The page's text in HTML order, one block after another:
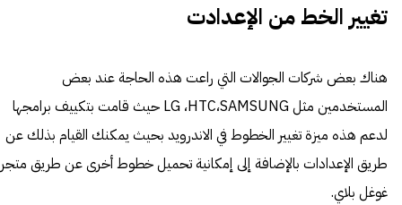
تغيير الخط من الإعدادت
هناك بعض شركات الجوالات التي راعت هذه الحاجة عند بعض
المستخدمين مثل LG ،HTC،SAMSUNG حيث قامت بتكييف برامجها
لدعم هذه ميزة تغيير الخطوط في الاندرويد بحيث يمكنك القيام بذلك عن
طريق الإعدادات بالإضافة إلى إمكانية تحميل خطوط أخرى عن طريق متجر
غوغل بلاي.